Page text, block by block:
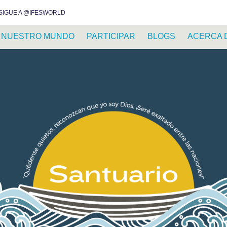
A @IFESWORLD
NUESTRO MUNDO PARTICIPAR BLOGS ACERCA